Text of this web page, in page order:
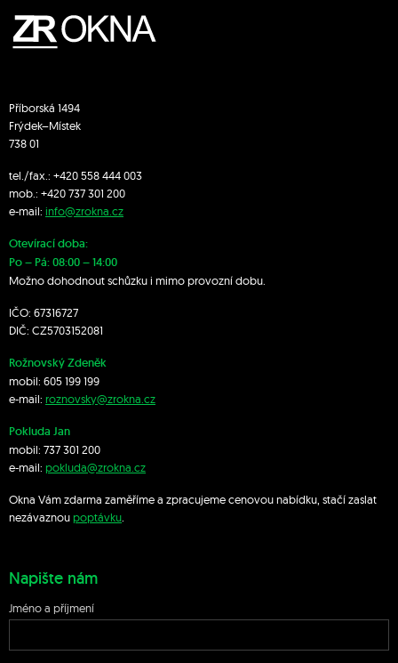
Příborská 1494
Frýdek–Místek
738 01
tel./fax.: +420 558 444 003
mob.: +420 737 301 200
e-mail: info@zrokna.cz
Otevírací doba:
Po – Pá: 08:00 – 14:00
Možno dohodnout schůzku i mimo provozní dobu.
IČO: 67316727
DIČ: CZ5703152081
Rožnovský Zdeněk
mobil: 605 199 199
e-mail: roznovsky@zrokna.cz
Pokluda Jan
mobil: 737 301 200
e-mail: pokluda@zrokna.cz
Okna Vám zdarma zaměříme a zpracujeme cenovou nabídku, stačí zaslat
nezávaznoupoptávku
Napište nám
Jméno a příjmení